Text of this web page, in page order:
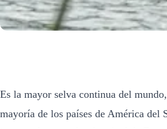
Es la mayor selva continua del
mayoría de los países de América del